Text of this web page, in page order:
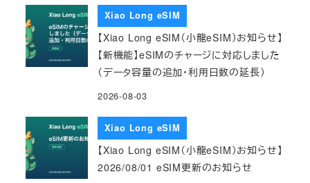
Xiao Long eSIM
【Xiao Long eSIM（小龍eSIM）お知らせ】
【新機能】eSIMのチャージに対応しました
（データ容量の追加・利用日数の延長）
2026-08-03
Xiao Long eSIM
【Xiao Long eSIM（小龍eSIM）お知らせ】
2026/08/01 eSIM更新のお知らせ